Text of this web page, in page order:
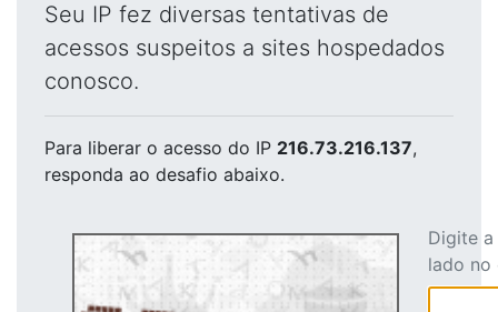
Seu IP fez diversas tentativas de
acessos suspeitos a sites hospedados
conosco.
Para liberar o acesso do IP 216.73.216.137,
responda ao desafio abaixo.
Digite
lado no